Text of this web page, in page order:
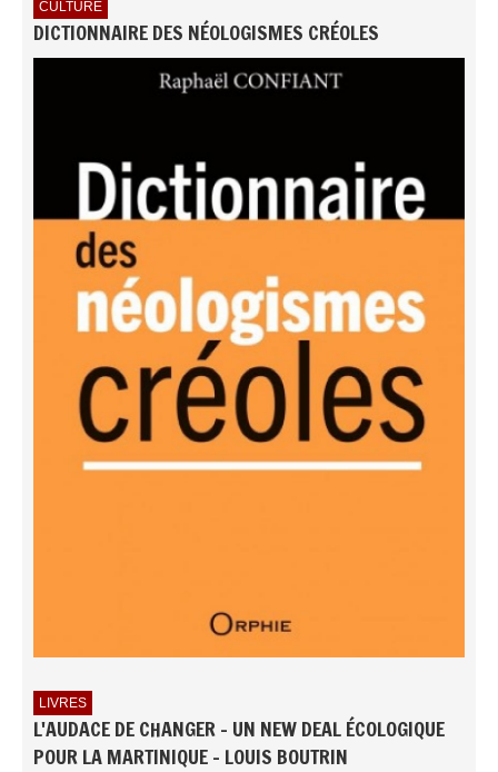
CULTURE
DICTIONNAIRE DES NÉOLOGISMES CRÉOLES
LIVRES
L'AUDACE DE CHANGER - UN NEW DEAL ÉCOLOGIQUE
POUR LA MARTINIQUE - LOUIS BOUTRIN